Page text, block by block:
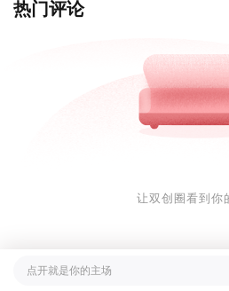
热门评论
让双创圈看到你
点开就是你的主场